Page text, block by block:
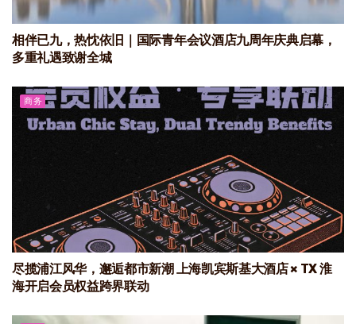
相伴已九，热忱依旧｜国际青年会议酒店九周年庆典启幕，
多重礼遇致谢全城
商务
尽揽浦江风华，邂逅都市新潮 上海凯宾斯基大酒店 × TX 淮
海开启会员权益跨界联动